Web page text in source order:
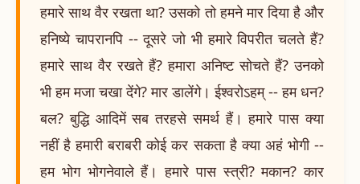
हमारे साथ वैर रखता था? उसको तो हमने मार दिया है और
हनिष्ये चापरानपि -- दूसरे जो भी हमारे विपरीत चलते हैं?
हमारे साथ वैर रखते हैं? हमारा अनिष्ट सोचते हैं? उनको
भी हम मजा चखा देंगे? मार डालेंगे। ईश्वरोऽहम् -- हम धन?
बल? बुद्धि आदिमें सब तरहसे समर्थ हैं। हमारे पास क्या
नहीं है हमारी बराबरी कोई कर सकता है क्या अहं भोगी --
हम भोग भोगनेवाले हैं। हमारे पास स्त्री? मकान? कार